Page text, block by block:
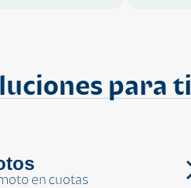
para ti
en cuotas